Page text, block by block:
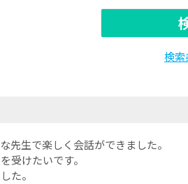
検索
先生で楽しく会話ができました。
受けたいです。
た。